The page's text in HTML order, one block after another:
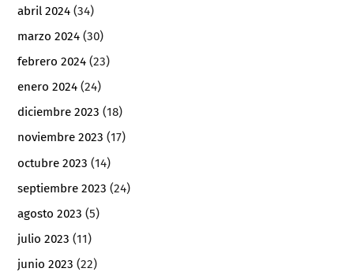
abril 2024 (34)
marzo 2024 (30)
febrero 2024 (23)
enero 2024 (24)
diciembre 2023 (18)
noviembre 2023 (17)
octubre 2023 (14)
septiembre 2023 (24)
agosto 2023 (5)
julio 2023 (11)
junio 2023 (22)